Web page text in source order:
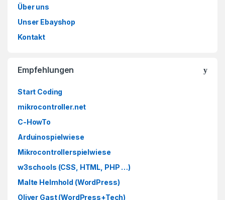
Über uns
Unser Ebayshop
Kontakt
Empfehlungen
Start Coding
mikrocontroller.net
C-HowTo
Arduinospielwiese
Mikrocontrollerspielwiese
w3schools (CSS, HTML, PHP …)
Malte Helmhold (WordPress)
Oliver Gast (WordPress+Tech)